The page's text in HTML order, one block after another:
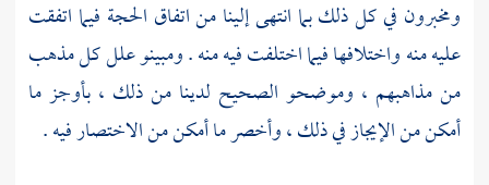
ومخبرون في كل ذلك بما انتهى إلينا من اتفاق الحجة فيما اتفقت
عليه منه واختلافها فيما اختلفت فيه منه . ومبينو علل كل مذهب
من مذاهبهم ، وموضحو الصحيح لدينا من ذلك ، بأوجز ما
أمكن من الإيجاز في ذلك ، وأخصر ما أمكن من الاختصار فيه .